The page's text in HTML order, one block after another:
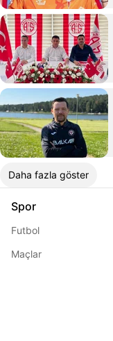
Daha fazla göster
Spor
Futbol
Maçlar